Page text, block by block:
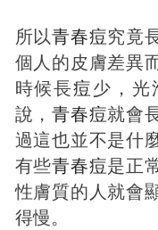
所以青春痘究竟
個人的皮膚差異
時候長痘少，光
說，青春痘就會
過這也並不是什
有些青春痘是正
性膚質的人就會
得慢。